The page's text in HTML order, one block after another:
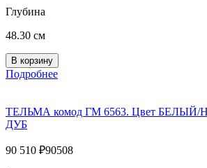
Глубина
48.30 см
Подробнее
ТЕЛЬМА комод ГМ 6563. Цвет
ДУБ
90 510 ₽90508